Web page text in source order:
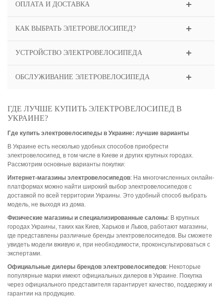
ОПЛАТА И ДОСТАВКА
КАК ВЫБРАТЬ ЭЛЕТРОВЕЛОСИПЕД?
УСТРОЙСТВО ЭЛЕКТРОВЕЛОСИПЕДА
ОБСЛУЖИВАНИЕ ЭЛЕТРОВЕЛОСИПЕДА
ГДЕ ЛУЧШЕ КУПИТЬ ЭЛЕКТРОВЕЛОСИПЕД В
УКРАИНЕ?
Где купить электровелосипеды в Украине: лучшие варианты
В Украине есть несколько удобных способов приобрести
электровелосипед, в том числе в Киеве и других крупных городах.
Рассмотрим основные варианты покупки:
Интернет-магазины электровелосипедов: На многочисленных онлайн-
платформах можно найти широкий выбор электровелосипедов с
доставкой по всей территории Украины. Это удобный способ выбрать
модель, не выходя из дома.
Физические магазины и специализированные салоны: В крупных
городах Украины, таких как Киев, Харьков и Львов, работают магазины,
где представлены различные бренды электровелосипедов. Вы сможете
увидеть модели вживую и, при необходимости, проконсультироваться с
экспертами.
Официальные дилеры брендов электровелосипедов: Некоторые
популярные марки имеют официальных дилеров в Украине. Покупка
через официального представителя гарантирует качество, поддержку и
гарантии на продукцию.